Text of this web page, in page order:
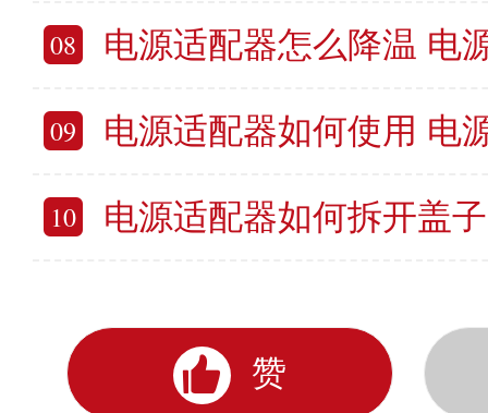
08 电源适配器怎么降温 电源适
09 电源适配器如何使用 电源适
10 电源适配器如何拆开盖子 电
赞